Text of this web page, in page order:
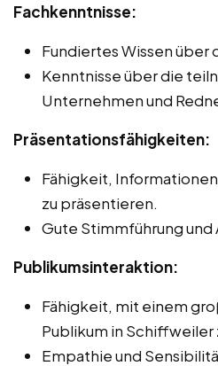
Fachkenntnisse:
Fundiertes Wissen über
Kenntnisse über die
Unternehmen und
Präsentationsfähigkeiten:
Fähigkeit,
zu präsentieren.
Gute Stimmführung und
Publikumsinteraktion:
Fähigkeit, mit einem
Publikum in Schiffweiler
Empathie und